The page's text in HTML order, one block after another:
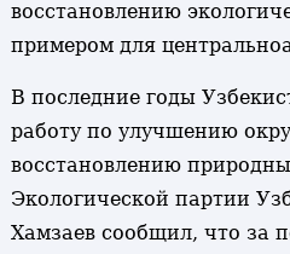
восстановлению
примером для
В последние годы
работу по улучшению
восстановлению
Экологической партии
Хамзаев сообщил, что за